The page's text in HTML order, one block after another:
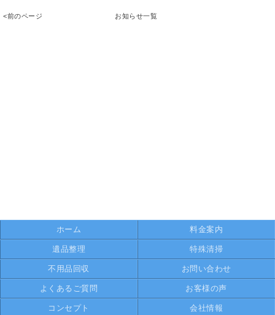
<前のページ お知らせ一覧
ホーム 料金案内
遺品整理 特殊清掃
不用品回収 お問い合わせ
よくあるご質問 お客様の声
コンセプト 会社情報